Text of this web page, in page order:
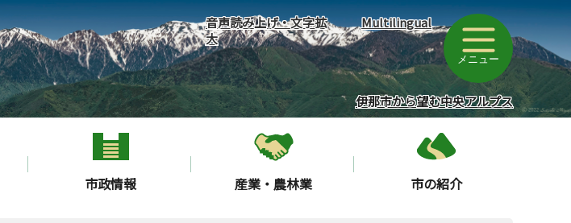
音声読み上げ・文字拡
大
Multilingual
メニュー
伊那市から望む中央アルプス
市政情報 産業・農林業 市の紹介